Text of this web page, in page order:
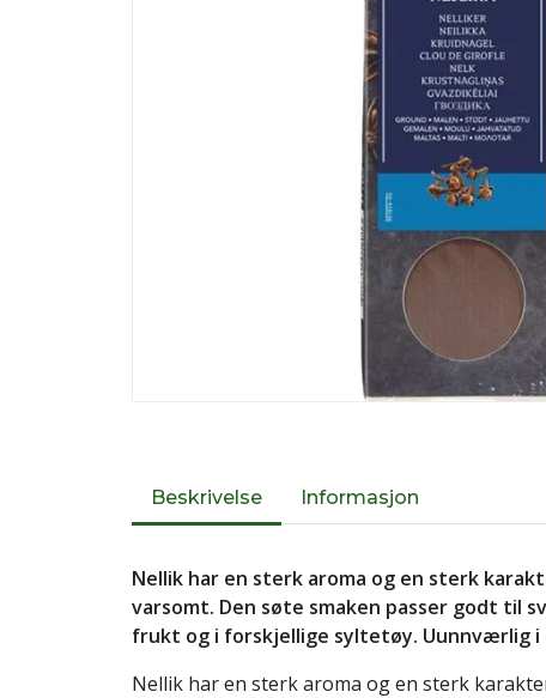
Beskrivelse Informasjon
Nellik har en sterk aroma og en sterk
varsomt. Den søte smaken passer godt til
frukt og i forskjellige syltetøy. Uunnværlig i
Nellik har en sterk aroma og en sterk